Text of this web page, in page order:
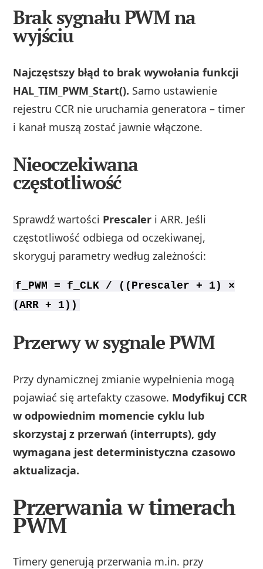
Brak sygnału PWM na
wyjściu
Najczęstszy błąd to brak wywołania funkcji
HAL_TIM_PWM_Start(). Samo ustawienie
rejestru CCR nie uruchamia generatora – timer
i kanał muszą zostać jawnie włączone.
Nieoczekiwana
częstotliwość
Sprawdź wartości Prescaler i ARR. Jeśli
częstotliwość odbiega od oczekiwanej,
skoryguj parametry według zależności:
f_PWM = f_CLK / ((Prescaler + 1) ×
(ARR + 1))
Przerwy w sygnale PWM
Przy dynamicznej zmianie wypełnienia mogą
pojawiać się artefakty czasowe. Modyfikuj CCR
w odpowiednim momencie cyklu lub
skorzystaj z przerwań (interrupts), gdy
wymagana jest deterministyczna czasowo
aktualizacja.
Przerwania w timerach
PWM
Timery generują przerwania m.in. przy